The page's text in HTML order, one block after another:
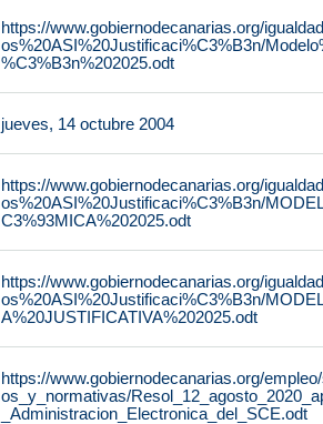
https://www.gobiernodecanarias.org/
os%20ASI%20Justificaci%C3%B3n/
%C3%B3n%202025.odt
jueves, 14 octubre 2004
https://www.gobiernodecanarias.org/
os%20ASI%20Justificaci%C3%B3n/
C3%93MICA%202025.odt
https://www.gobiernodecanarias.org/
os%20ASI%20Justificaci%C3%B3n/
A%20JUSTIFICATIVA%202025.odt
https://www.gobiernodecanarias.org/
os_y_normativas/
_Administracion_Electronica_del_SCE.odt